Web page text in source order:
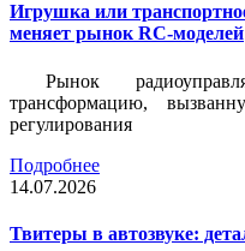
Игрушка или
меняет рынок RC-моделей
Рынок
трансформацию,
регулирования
Подробнее
14.07.2026
Твитеры в автозвуке: